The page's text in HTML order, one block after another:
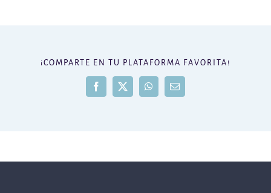
¡COMPARTE EN TU PLATAFORMA FAVORITA!
Facebook
X WhatsAppCorreo